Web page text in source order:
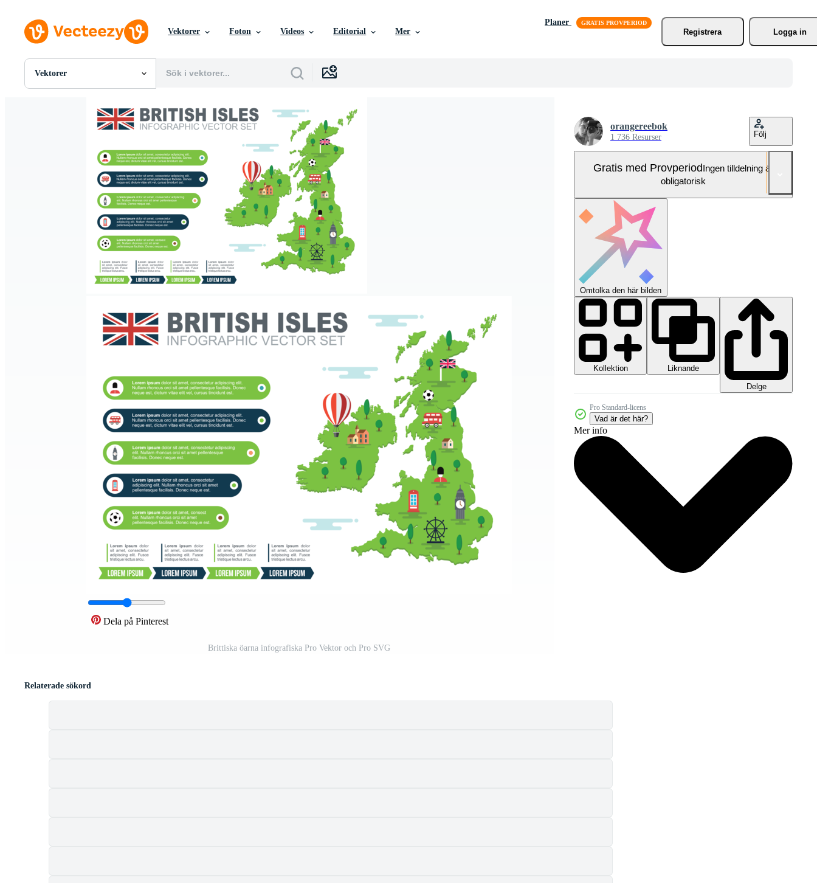
Vektorer Foton Videos Editorial Mer
Planer
Registrera
Logga in
Vektorer
Alla Bilder
Redaktionella Bilder
Redaktionella Evenemang
Dela på Pinterest
Brittiska öarna infografiska Pro Vektor och Pro SVG
orangereebok
1 736 Resurser Följ
Gratis med ProvperiodIngen tilldelning är
obligatorisk
Omtolka den här bilden
Kollektion
Liknande
Delge
Pro Standard-licens
Vad är det här?
Mer info
Relaterade sökord